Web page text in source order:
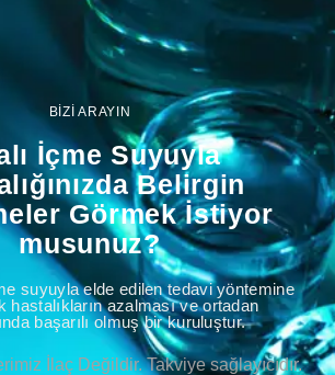
BİZİ ARAYIN
İçme Suyuyla
Belirgin
Görmek İstiyor
musunuz?
suyuyla elde edilen tedavi yöntemine
hastalıkların azalması ve ortadan
başarılı olmuş bir kuruluştur.
İlaç Değildir. Takviye sağlayıcıdır.